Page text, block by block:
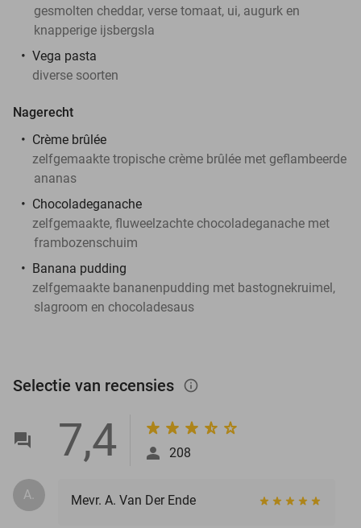
gesmolten cheddar, verse tomaat, ui, augurk en
knapperige ijsbergsla
Vega pasta
diverse soorten
Nagerecht
Crème brûlée
zelfgemaakte tropische crème brûlée met geflambeerde
ananas
Chocoladeganache
zelfgemaakte, fluweelzachte chocoladeganache met
frambozenschuim
Banana pudding
zelfgemaakte bananenpudding met bastognekruimel,
slagroom en chocoladesaus
Selectie van recensies info_outlined
7,4 208
A. Mevr. A. Van Der Ende